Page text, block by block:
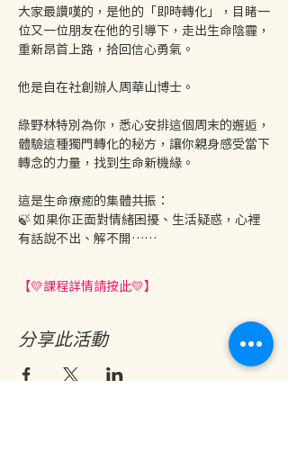
大家最讚嘆的，是他的「即時轉化」，目睹一
位又一位朋友在他的引導下，走出生命陰霾，
重新昂首上路，拾回信心勇氣。
他是自在社創辦人周華山博士。
綠野林特別為你，悉心安排這個周末的邂逅，
體驗這種獨門轉化的秘方，讓你親身感受當下
轉念的力量，找到生命新機緣。
這是生命療癒的集體共振：
🍃 如果你正面對情緒困擾、生活疑惑，心裡
有話說不出、解不開……
【💛課程詳情請按此💛】
分享此活動